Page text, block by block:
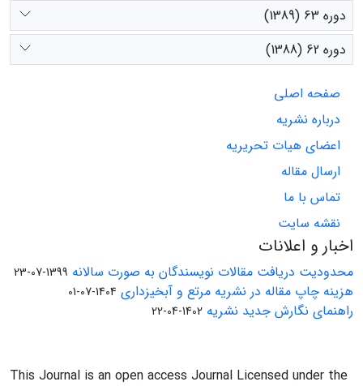
دوره 63 (1389)
دوره 62 (1388)
صفحه اصلی
درباره نشریه
اعضای هیات تحریریه
ارسال مقاله
تماس با ما
نقشه سایت
اخبار و اعلانات
محدودیت دریافت مقالات نویسندگان به صورت سالانه 1399-07-23
هزینه چاپ مقاله در نشریه مرتع و آبخیزداری 1404-07-01
راهنمای نگارش جدید نشریه 1402-04-22
This Journal is an open access Journal Licensed under the